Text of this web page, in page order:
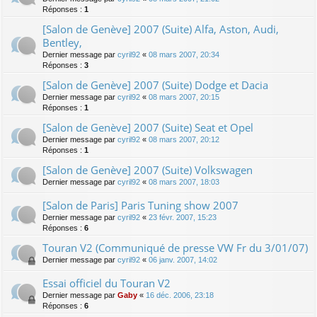
Réponses : 1
[Salon de Genève] 2007 (Suite) Alfa, Aston, Audi,
Bentley,
Dernier message par cyril92 « 08 mars 2007, 20:34
Réponses : 3
[Salon de Genève] 2007 (Suite) Dodge et Dacia
Dernier message par cyril92 « 08 mars 2007, 20:15
Réponses : 1
[Salon de Genève] 2007 (Suite) Seat et Opel
Dernier message par cyril92 « 08 mars 2007, 20:12
Réponses : 1
[Salon de Genève] 2007 (Suite) Volkswagen
Dernier message par cyril92 « 08 mars 2007, 18:03
[Salon de Paris] Paris Tuning show 2007
Dernier message par cyril92 « 23 févr. 2007, 15:23
Réponses : 6
Touran V2 (Communiqué de presse VW Fr du 3/01/07)
Dernier message par cyril92 « 06 janv. 2007, 14:02
Essai officiel du Touran V2
Dernier message par Gaby « 16 déc. 2006, 23:18
Réponses : 6